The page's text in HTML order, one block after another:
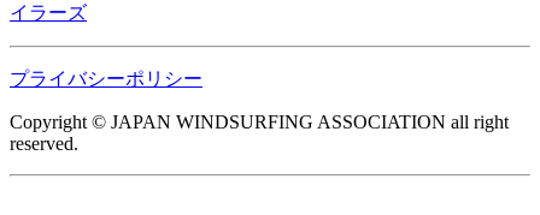
イラーズ
プライバシーポリシー
Copyright © JAPAN WINDSURFING ASSOCIATION all right
reserved.